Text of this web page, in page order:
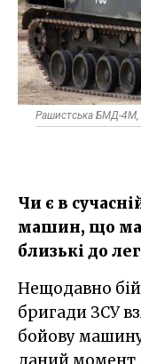
Рашистська БМД-4М,
Чи є в
машин, що
близькі до
Нещодавно бійці 24-ої механізованої
бригади ЗСУ
бойову